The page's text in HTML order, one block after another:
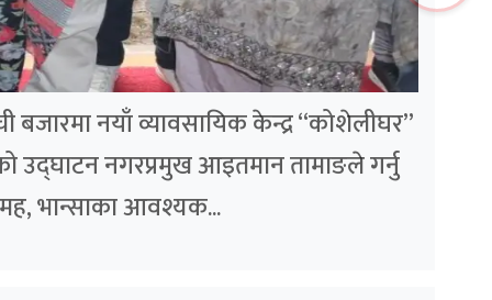
बजारमा नयाँ व्यावसायिक केन्द्र “कोशेलीघर”
उद्घाटन नगरप्रमुख आइतमान तामाङले गर्नु
भान्साका आवश्यक...